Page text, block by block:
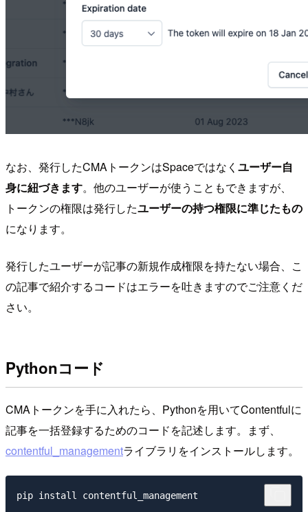
なお、発行したCMAトークンはSpaceではなく ユーザー自
身に紐づきます。他のユーザーが使うこともできますが、
トークンの権限は発行したユーザーの持つ権限に準じたもの
になります。
発行したユーザーが記事の新規作成権限を持たない場合、こ
の記事で紹介するコードはエラーを吐きますのでご注意くだ
さい。
Pythonコード
CMAトークンを手に入れたら、Pythonを用いてContentfulに
記事を一括登録するためのコードを記述します。まず、
contentful_managementライブラリをインストールします。